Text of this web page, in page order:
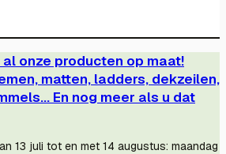
onze producten op maat!
matten, ladders, dekzeilen,
En nog meer als u dat
13 juli tot en met 14 augustus: maandag